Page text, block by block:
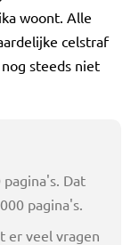
woont. Alle
celstraf
steeds niet
Dat
pagina's.
er veel vragen